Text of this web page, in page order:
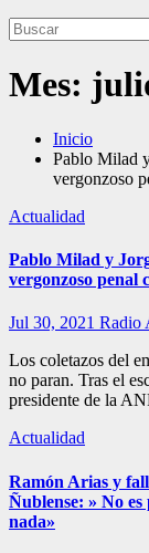
Mes:
Inicio
Pablo Milad
vergonzoso
Actualidad
Pablo Milad y
vergonzoso penal
Jul 30, 2021 Radio
Los coletazos del
no paran. Tras el
presidente de la
Actualidad
Ramón Arias y
Ñublense: » No es
nada»